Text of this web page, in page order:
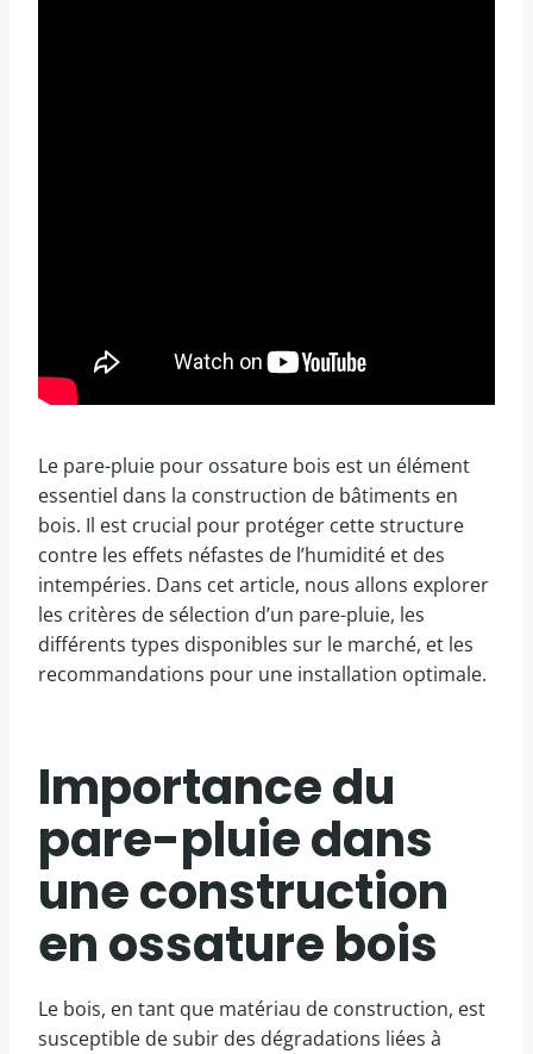
Le pare-pluie pour ossature bois est un élément
essentiel dans la construction de bâtiments en
bois. Il est crucial pour protéger cette structure
contre les effets néfastes de l’humidité et des
intempéries. Dans cet article, nous allons explorer
les critères de sélection d’un pare-pluie, les
différents types disponibles sur le marché, et les
recommandations pour une installation optimale.
Importance du
pare-pluie dans
une construction
en ossature bois
Le bois, en tant que matériau de construction, est
susceptible de subir des dégradations liées à